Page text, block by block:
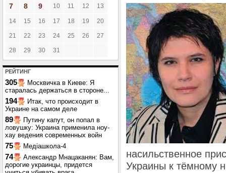
7
8 9 10 11 12 13
14 15 16 17 18 19 20
21 22 23 24 25 26 27
28 29 30 31
РЕЙТИНГ
305
Москвичка в Киеве: Я
старалась держаться в стороне...
194
Итак, что происходит в
Украине на самом деле
89
Путину капут, он попал в
ловушку: Украина применила ноу-
хау ведения современных войн
75 Медіашкола-4
74
Александр Мнацаканян: Вам,
дорогие украинцы, придется
насильственное
Украины к тёмному